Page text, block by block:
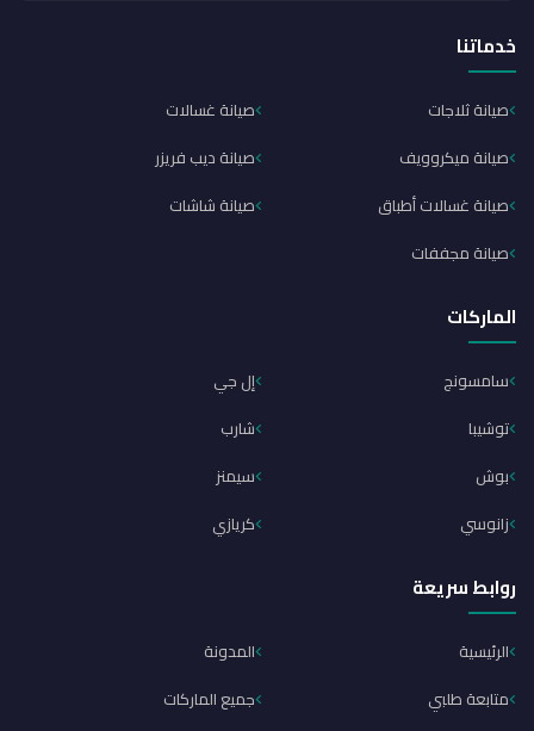
خدماتنا
صيانة ثلاجات
صيانة غسالات
صيانة ميكروويف
صيانة ديب فريزر
صيانة غسالات أطباق
صيانة شاشات
صيانة مجففات
الماركات
سامسونج
إل جي
توشيبا
شارب
بوش
سيمنز
زانوسي
كريازي
روابط سريعة
الرئيسية
المدونة
متابعة طلبي
جميع الماركات